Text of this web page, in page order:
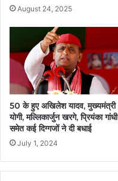
August 24, 2025
50 के हुए अखिलेश यादव, मुख्यमंत्री
योगी, मल्लिकार्जुन खरगे, प्रियंका गांधी
समेत कई दिग्गजों ने दी बधाई
July 1, 2024